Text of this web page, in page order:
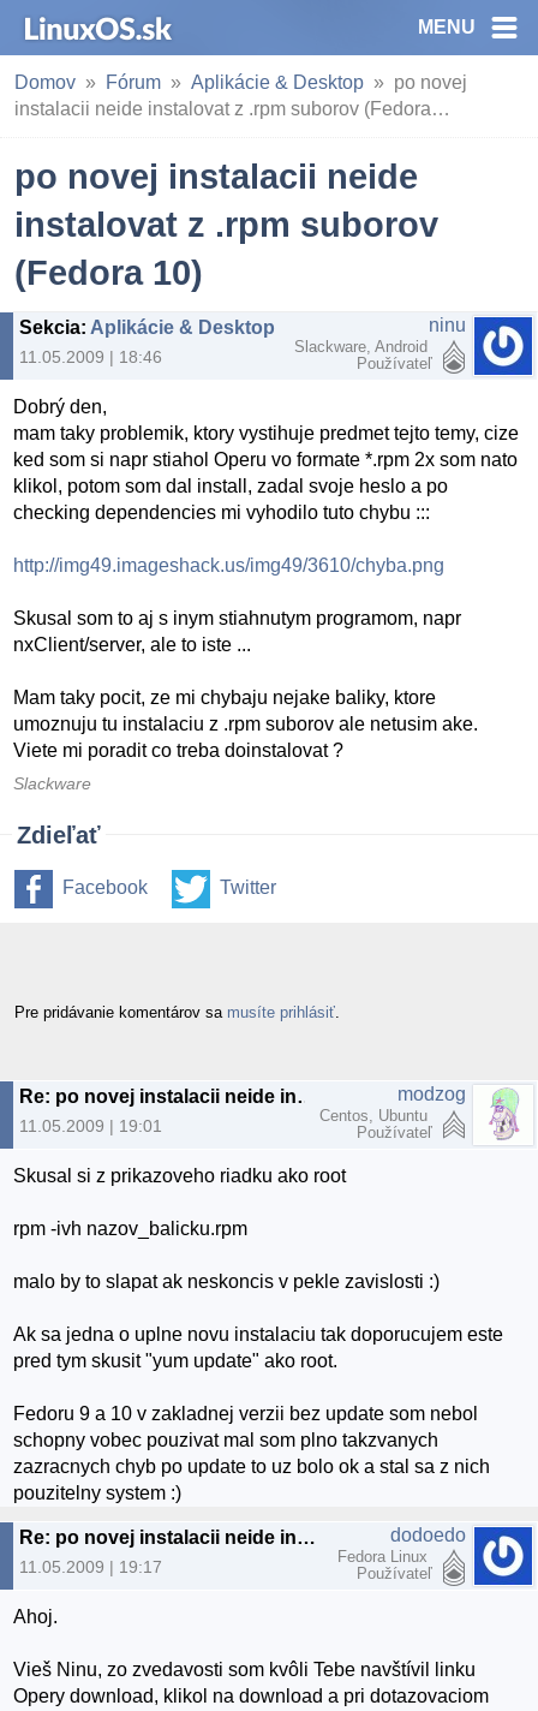
MENU
Domov Fórum Aplikácie & Desktop
po novej
instalacii neide instalovat z .rpm suborov (Fedora…
po novej instalacii neide
instalovat z .rpm suborov
(Fedora 10)
Sekcia: Aplikácie & Desktop
11.05.2009 | 18:46
ninu
Slackware, Android
Používateľ
Dobrý den,
mam taky problemik, ktory vystihuje predmet tejto temy, cize
ked som si napr stiahol Operu vo formate *.rpm 2x som nato
klikol, potom som dal install, zadal svoje heslo a po
checking dependencies mi vyhodilo tuto chybu :::
http://img49.imageshack.us/img49/3610/chyba.png
Skusal som to aj s inym stiahnutym programom, napr
nxClient/server, ale to iste ...
Mam taky pocit, ze mi chybaju nejake baliky, ktore
umoznuju tu instalaciu z .rpm suborov ale netusim ake.
Viete mi poradit co treba doinstalovat ?
Slackware
Zdieľať
Facebook Twitter
Pre pridávanie komentárov sa musíte prihlásiť
Re: po novej instalacii neide instalovat z .rpm suborov (Fedora 10)
11.05.2009 | 19:01
modzog
Centos, Ubuntu
Používateľ
Skusal si z prikazoveho riadku ako root
rpm -ivh nazov_balicku.rpm
malo by to slapat ak neskoncis v pekle zavislosti :)
Ak sa jedna o uplne novu instalaciu tak doporucujem este
pred tym skusit "yum update" ako root.
Fedoru 9 a 10 v zakladnej verzii bez update som nebol
schopny vobec pouzivat mal som plno takzvanych
zazracnych chyb po update to uz bolo ok a stal sa z nich
pouzitelny system :)
Re: po novej instalacii neide instalovat z .rpm suborov (Fedora 10)
11.05.2009 | 19:17
dodoedo
Fedora Linux
Používateľ
Ahoj.
Vieš Ninu, zo zvedavosti som kvôli Tebe navštívil linku
Opery download, klikol na download a pri dotazovaciom